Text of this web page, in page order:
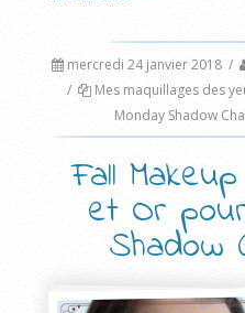
mercredi 24 janvier 2018 /
/
Mes maquillages des
Monday Shadow
Fall
et Or
Shadow